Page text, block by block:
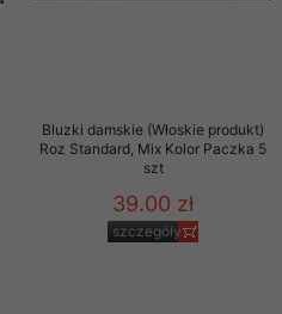
Bluzki damskie (Włoskie produkt)
Roz Standard, Mix Kolor Paczka 5
szt
39.00 zł
szczegóły